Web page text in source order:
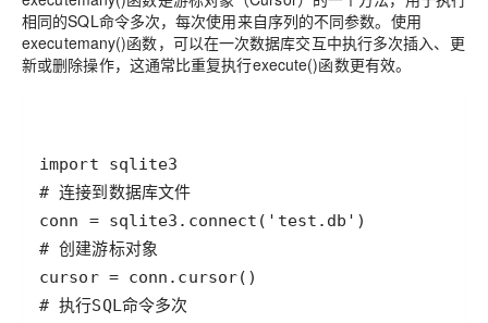
相同的SQL命令多次，每次使用来自序列的不同参数。使用
executemany()函数，可以在一次数据库交互中执行多次插入、更
新或删除操作，这通常比重复执行execute()函数更有效。
import
sqlite3
# 连接到数据库文件
conn
= sqlite3 . connect ( 'test.db'
# 创建游标对象
cursor = conn . cursor
# 执行SQL命令多次